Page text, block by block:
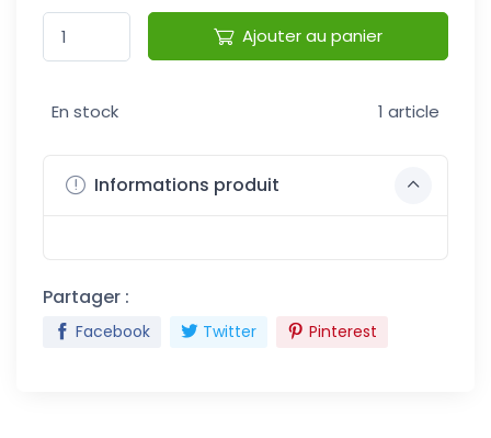
Ajouter au panier
En stock 1 article
Informations produit
Partager :
Facebook Twitter Pinterest